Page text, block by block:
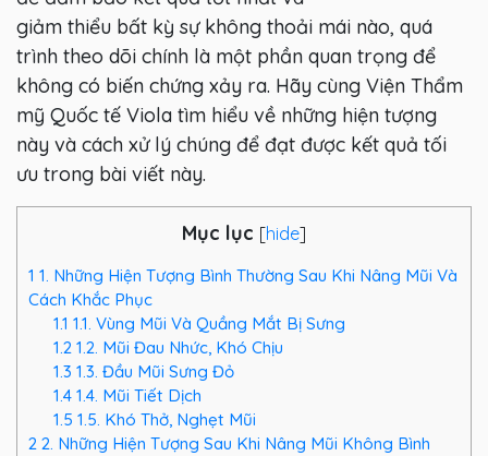
giảm thiểu bất kỳ sự không thoải mái nào, quá
trình theo dõi chính là một phần quan trọng để
không có biến chứng xảy ra. Hãy cùng Viện Thẩm
mỹ Quốc tế Viola tìm hiểu về những hiện tượng
này và cách xử lý chúng để đạt được kết quả tối
ưu trong bài viết này.
Mục lục [hide]
1 1. Những Hiện Tượng Bình Thường Sau Khi Nâng Mũi Và
Cách Khắc Phục
1.1 1.1. Vùng Mũi Và Quầng Mắt Bị Sưng
1.21.2. Mũi Đau Nhức, Khó Chịu
1.3 1.3. Đầu Mũi Sưng Đỏ
1.41.4. Mũi Tiết Dịch
1.5 1.5. Khó Thở, Nghẹt Mũi
2 2. Những Hiện Tượng Sau Khi Nâng Mũi Không Bình